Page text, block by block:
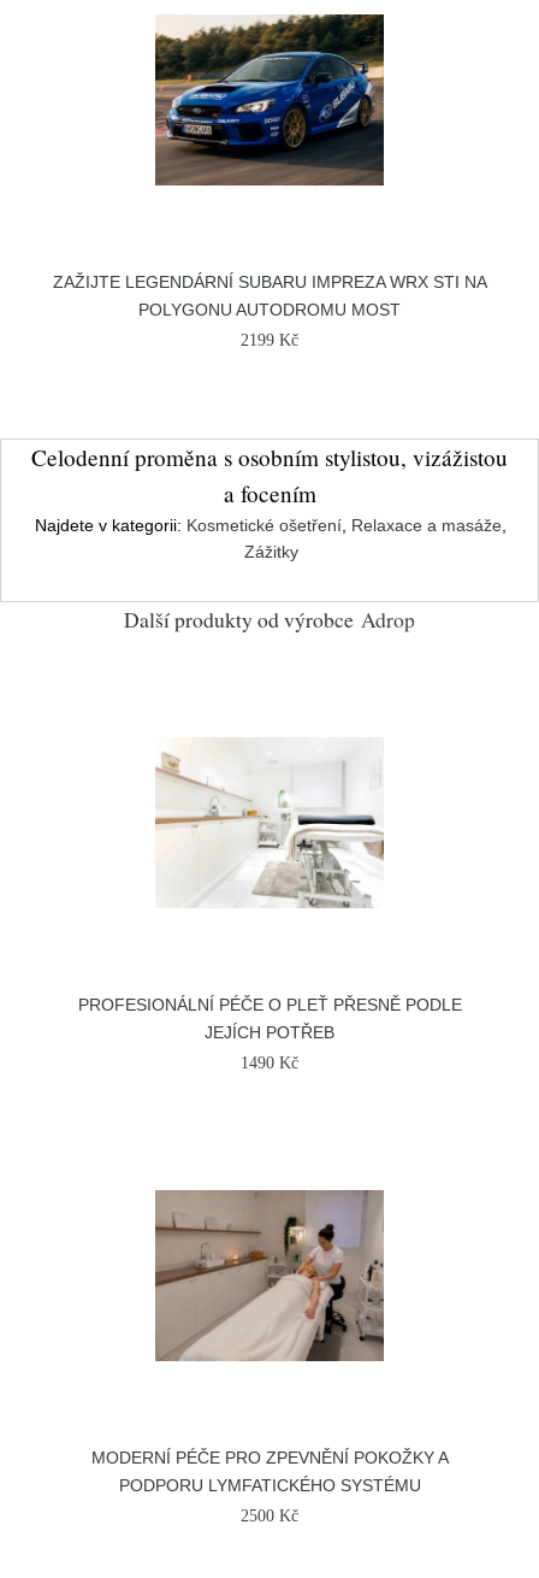
ZAŽIJTE LEGENDÁRNÍ SUBARU IMPREZA WRX STI NA
POLYGONU AUTODROMU MOST
2199 Kč
Celodenní proměna s osobním stylistou, vizážistou
a focením
Najdete v kategorii: Kosmetické ošetření Relaxace a masáže
Zážitky
Další produkty od výrobce Adrop
PROFESIONÁLNÍ PÉČE O PLEŤ PŘESNĚ PODLE
JEJÍCH POTŘEB
1490 Kč
MODERNÍ PÉČE PRO ZPEVNĚNÍ POKOŽKY A
PODPORU LYMFATICKÉHO SYSTÉMU
2500 Kč